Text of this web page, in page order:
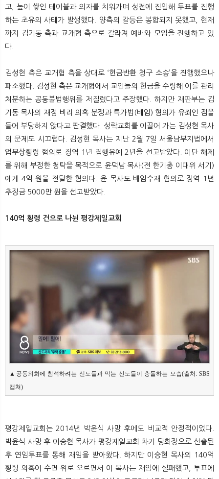
고, 높이 쌓인 테이블과 의자를 치워가며 성전에 진입해 투표를 진행
하는 초유의 사태가 발생했다. 양측의 갈등은 봉합되지 못했고, 현재
까지 김기동 측과 교개협 측으로 갈라져 예배와 모임을 진행하고 있
다.
김성현 측은 교개협 측을 상대로 ‘헌금반환 청구 소송’을 진행했으나
패소했다. 김성현 측은 교개협에서 교인들의 헌금을 수령해 이를 관리
처분하는 공동불법행위를 저질렀다고 주장했다. 하지만 재판부는 김
기동 목사의 재정 비리 의혹 분쟁과 특가법(배임) 혐의가 유죄인 점을
들어 부당하지 않다고 판결했다. 성락교회를 이끌어 가는 김성현 목사
의 문제도 시끄럽다. 김성현 목사는 지난 2월 7일 서울남부지법에서
업무상횡령 혐의로 징역 1년 집행유예 2년을 선고받았다. 이단 해제
를 위해 부정한 청탁을 목적으로 윤덕남 목사(전 한기총 이대위 서기)
에게 4억 원을 전달한 혐의다. 윤 목사도 배임수재 혐의로 징역 1년
추징금 5000만 원을 선고받았다.
140억 횡령 건으로 나뉜 평강제일교회
▲공동의회에 참석하려는 신도들과 막는 신도들이 충돌하는 모습(출처: SBS
캡쳐)
평강제일교회는 2014년 박윤식 사망 후에도 비교적 안정적이었다.
박윤식 사망 후 이승현 목사가 평강제일교회 차기 당회장으로 선출된
후 연임투표를 통해 재임을 받아왔다. 하지만 이승현 목사의 140억
횡령 의혹이 수면 위로 오르면서 이 목사는 재임에 실패했고, 투표에